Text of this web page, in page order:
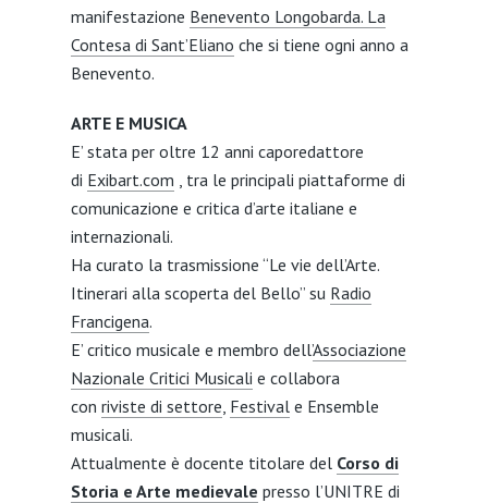
manifestazione Benevento Longobarda. La
Contesa di Sant’Eliano che si tiene ogni anno a
Benevento.
ARTE E MUSICA
E’ stata per oltre 12 anni caporedattore
di Exibart.com , tra le principali piattaforme di
comunicazione e critica d’arte italiane e
internazionali.
Ha curato la trasmissione “Le vie dell’Arte.
Itinerari alla scoperta del Bello” su Radio
Francigena.
E’ critico musicale e membro dell’Associazione
Nazionale Critici Musicali e collabora
con riviste di settore Festivale Ensemble
musicali.
Attualmente è docente titolare del Corso di
Storia e Arte medievale presso l’UNITRE di